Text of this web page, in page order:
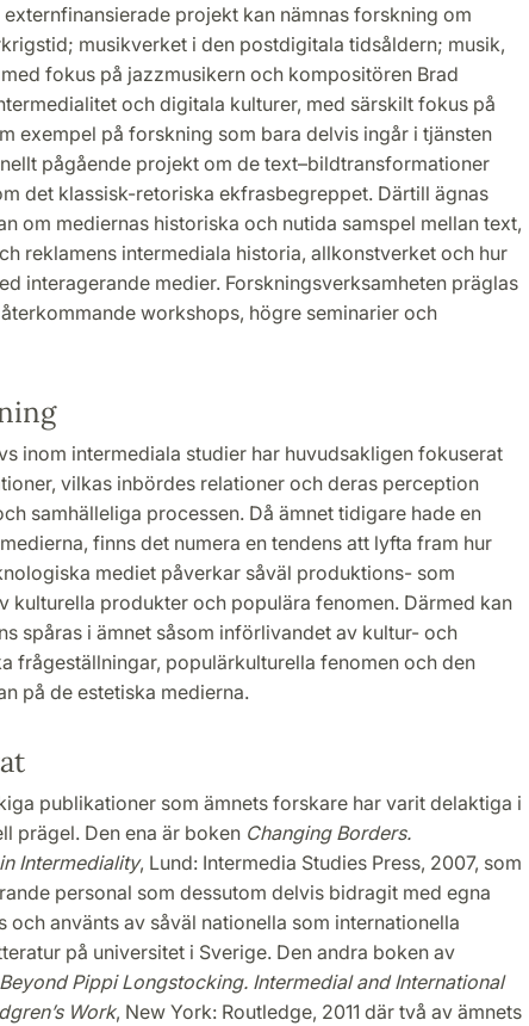
projekt kan nämnas forskning om
musikverket i den postdigitala tidsåldern; musik,
fokus på jazzmusikern och kompositören Brad
och digitala kulturer, med särskilt fokus på
exempel på forskning som bara delvis ingår i tjänsten
pågående projekt om de text–bildtransformationer
det klassisk-retoriska ekfrasbegreppet. Därtill ägnas
om mediernas historiska och nutida samspel mellan text,
reklamens intermediala historia, allkonstverket och hur
interagerande medier. Forskningsverksamheten präglas
workshops, högre seminarier och
inom intermediala studier har huvudsakligen fokuserat
vilkas inbördes relationer och deras perception
samhälleliga processen. Då ämnet tidigare hade en
finns det numera en tendens att lyfta fram hur
mediet påverkar såväl produktions- som
kulturella produkter och populära fenomen. Därmed kan
spåras i ämnet såsom införlivandet av kultur- och
frågeställningar, populärkulturella fenomen och den
på de estetiska medierna.
publikationer som ämnets forskare har varit delaktiga i
prägel. Den ena är boken Changing Borders.
Intermediality, Lund: Intermedia Studies Press, 2007, som
personal som dessutom delvis bidragit med egna
och använts av såväl nationella som internationella
på universitet i Sverige. Den andra boken av
Beyond Pippi Longstocking. Intermedial and International
Work, New York: Routledge, 2011 där två av ämnets